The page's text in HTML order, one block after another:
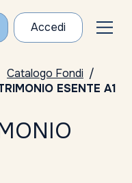
Accedi
Catalogo Fondi
ESENTE A1